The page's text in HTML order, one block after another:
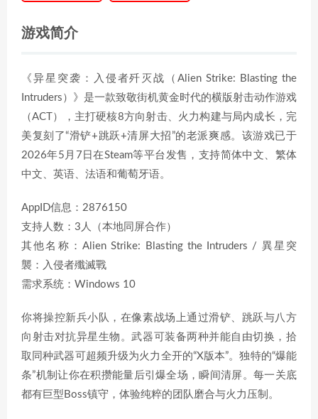
游戏简介
《异星突袭：入侵者歼灭战（Alien Strike: Blasting the
Intruders）》是一款致敬街机黄金时代的横版射击动作游戏
（ACT），主打硬核8方向射击、火力构建与局内成长，完
美复刻了“滑铲+跳跃+清屏大招”的老派爽感。该游戏已于
2026年5月7日在Steam等平台发售，支持简体中文、繁体
中文、英语、法语和葡萄牙语。
AppID信息：2876150
支持人数：3人（本地同屏合作）
其他名称：Alien Strike: Blasting the Intruders / 異星突
襲：入侵者殲滅戰
需求系统：Windows 10
你将操控新兵小队，在像素战场上通过滑铲、跳跃与八方
向射击对抗异星生物。武器可装备两种并能自由切换，拾
取同种武器可超频升级为火力全开的“X版本”。独特的“爆能
条”机制让你在积攒能量后引爆全场，瞬间清屏。每一关底
都有巨型Boss镇守，体验纯粹的团队磨合与火力压制。